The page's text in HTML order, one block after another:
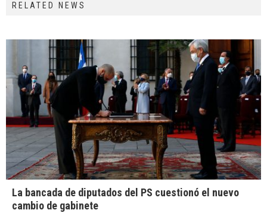
RELATED NEWS
La bancada de diputados del PS cuestionó el nuevo
cambio de gabinete